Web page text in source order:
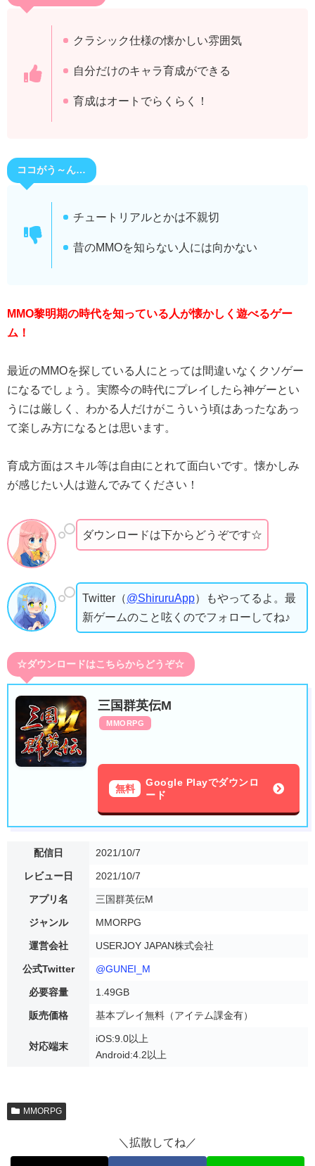
クラシック仕様の懐かしい雰囲気
自分だけのキャラ育成ができる
育成はオートでらくらく！
ココがう～ん…
チュートリアルとかは不親切
昔のMMOを知らない人には向かない
MMO黎明期の時代を知っている人が懐かしく遊べるゲー
ム！
最近のMMOを探している人にとっては間違いなくクソゲー
になるでしょう。実際今の時代にプレイしたら神ゲーとい
うには厳しく、わかる人だけがこういう頃はあったなあっ
て楽しみ方になるとは思います。
育成方面はスキル等は自由にとれて面白いです。懐かしみ
が感じたい人は遊んでみてください！
ダウンロードは下からどうぞです☆
Twitter（@ShiruruApp）もやってるよ。最
新ゲームのこと呟くのでフォローしてね♪
☆ダウンロードはこちらからどうぞ☆
三国群英伝M
MMORPG
無料
Google Playでダウンロ
ード
配信日 2021/10/7
レビュー日 2021/10/7
アプリ名 三国群英伝M
ジャンル MMORPG
運営会社 USERJOY JAPAN株式会社
公式Twitter @GUNEI_M
必要容量 1.49GB
販売価格 基本プレイ無料（アイテム課金有）
対応端末
iOS:9.0以上
Android:4.2以上
MMORPG
＼拡散してね／